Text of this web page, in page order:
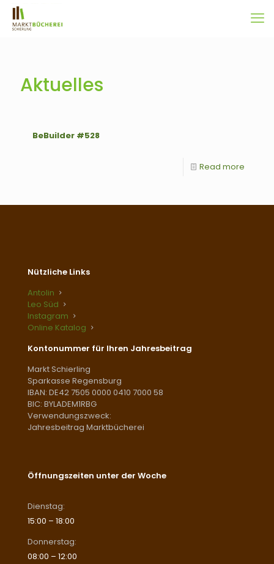
Aktuelles
BeBuilder #528
Read more
Nützliche Links
Antolin
Leo Süd
Instagram
Online Katalog
Kontonummer für Ihren Jahresbeitrag
Markt Schierling
Sparkasse Regensburg
IBAN: DE42 7505 0000 0410 7000 58
BIC: BYLADEM1RBG
Verwendungszweck:
Jahresbeitrag Marktbücherei
Öffnungszeiten unter der Woche
Dienstag:
15:00 – 18:00
Donnerstag:
08:00 – 12:00